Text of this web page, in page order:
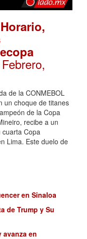
de la CONMEBOL
un choque de titanes
de la Copa
recibe a un
Copa
Lima. Este duelo de
en Sinaloa
de Trump y Su
avanza en